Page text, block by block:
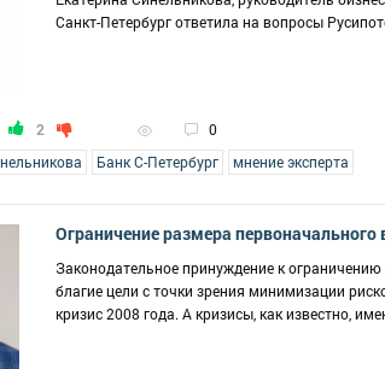
Санкт-Петербург ответила на вопросы
2 0
Банк С-Петербург мнение эксперта
Ограничение размера первоначального
Законодательное принуждение к
благие цели с точки зрения минимизации
кризис 2008 года. А кризисы, как известно,